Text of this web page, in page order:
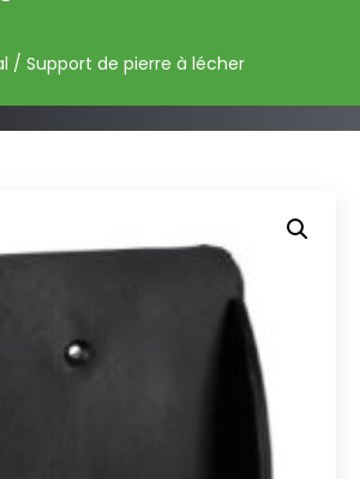
/ Support de pierre à lécher